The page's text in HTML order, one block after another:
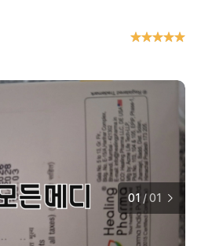
01 /01